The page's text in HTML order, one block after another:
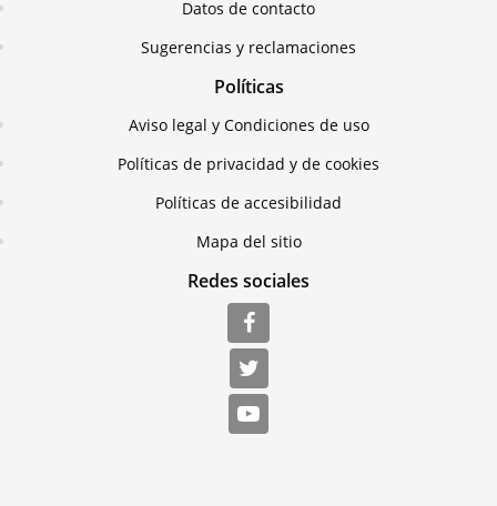
Datos de contacto
Sugerencias y reclamaciones
Políticas
Aviso legal y Condiciones de uso
Políticas de privacidad y de cookies
Políticas de accesibilidad
Mapa del sitio
Redes sociales